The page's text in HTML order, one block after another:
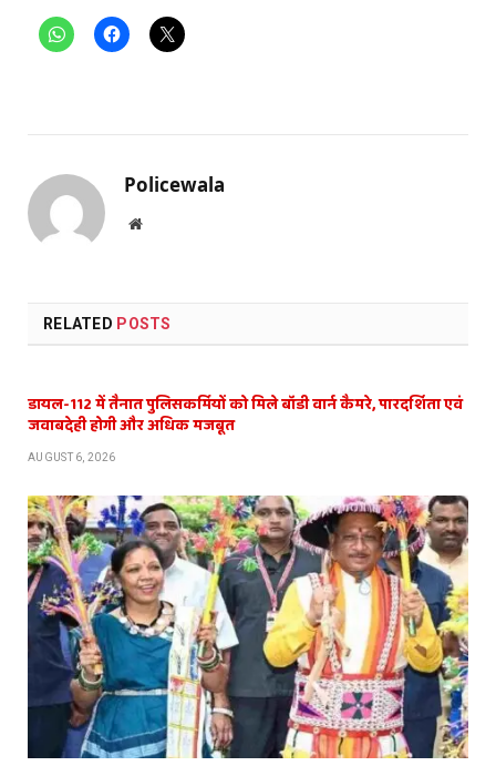
Policewala
Website
RELATED POSTS
डायल-112 में तैनात पुलिसकर्मियों को मिले बॉडी वार्न कैमरे, पारदर्शिता एवं
जवाबदेही होगी और अधिक मजबूत
AUGUST 6, 2026